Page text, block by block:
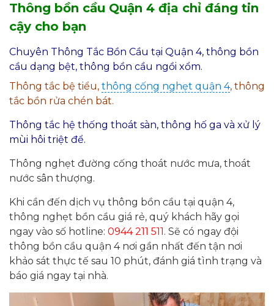
Thông bồn cầu Quận 4 địa chỉ đáng tin
cậy cho bạn
Chuyên Thông Tắc Bồn Cầu tại Quận 4, thông bồn
cầu dạng bệt, thông bồn cầu ngồi xổm.
Thông tắc bệ tiểu, thông cống nghẹt quận 4, thông
tắc bồn rửa chén bát.
Thông tắc hệ thống thoát sàn, thông hố ga và xử lý
mùi hôi triệt để.
Thông nghẹt đường cống thoát nước mưa, thoát
nước sân thượng.
Khi cần đến dịch vụ thông bồn cầu tại quận 4,
thông nghẹt bồn cầu giá rẻ, quý khách hãy gọi
ngay vào số hotline: 0944 211 511. Sẽ có ngay đội
thông bồn cầu quận 4 nơi gần nhất đến tận nơi
khảo sát thực tế sau 10 phút, đánh giá tình trạng và
báo giá ngay tại nhà.